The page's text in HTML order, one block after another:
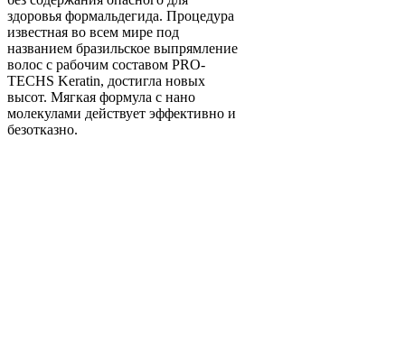
здоровья формальдегида. Процедура
известная во всем мире под
названием бразильское выпрямление
волос с рабочим составом PRO-
TECHS Keratin, достигла новых
высот. Мягкая формула с нано
молекулами действует эффективно и
безотказно.